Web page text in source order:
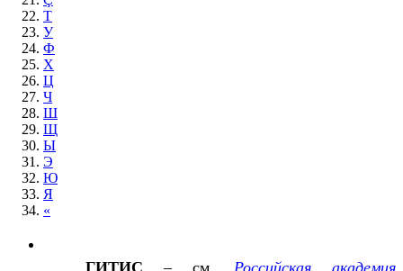
Т
У
Ф
Х
Ц
Ч
Ш
Щ
Ы
Э
Ю
Я
«
ГИТИС– см. Российская академия